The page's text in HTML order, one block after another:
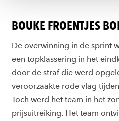
BOUKE FROENTJES
De overwinning in de sprint
een topklassering in het
door de straf die werd
veroorzaakte rode vlag
Toch werd het team in het
prijsuitreiking. Het team